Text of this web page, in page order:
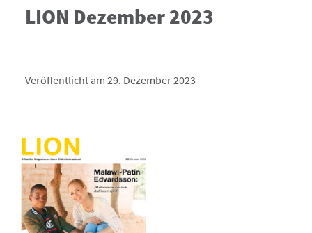
LION Dezember 2023
Veröffentlicht am 29. Dezember 2023